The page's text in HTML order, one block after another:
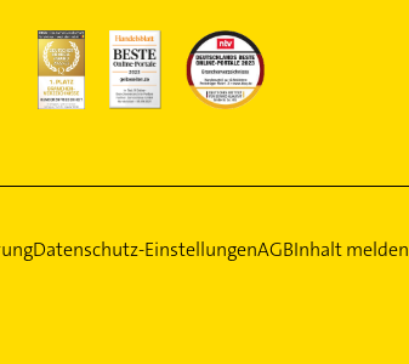
Datenschutz-EinstellungenAGBInhalt melden